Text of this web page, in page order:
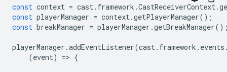
const context = cast. framework .CastReceiverContext.
const playerManager = context.getPlayerManager();
const breakManager = playerManager .getBreakManager
playerManager .addEventListener(cast. framework . events
(event) => {